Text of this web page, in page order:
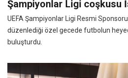
Şampiyonlar Ligi coşkusu
UEFA Şampiyonlar Ligi Resmi
düzenlediği özel gecede futbolun
buluşturdu.